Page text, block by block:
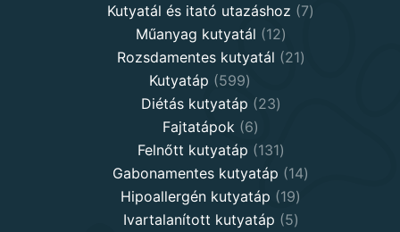
products
Kutyatál és itató utazáshoz 77
Műanyag kutyatál 1212
products
Rozsdamentes kutyatál 2121
Kutyatáp 599599
products
Diétás kutyatáp 2323
Fajtatápok 66
products
Felnőtt kutyatáp 131131
products
Gabonamentes kutyatáp 1414
Hipoallergén kutyatáp 1919
products
Ivartalanított kutyatáp 55